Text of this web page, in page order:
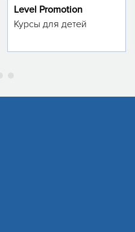
Level Promotion
Курсы для детей